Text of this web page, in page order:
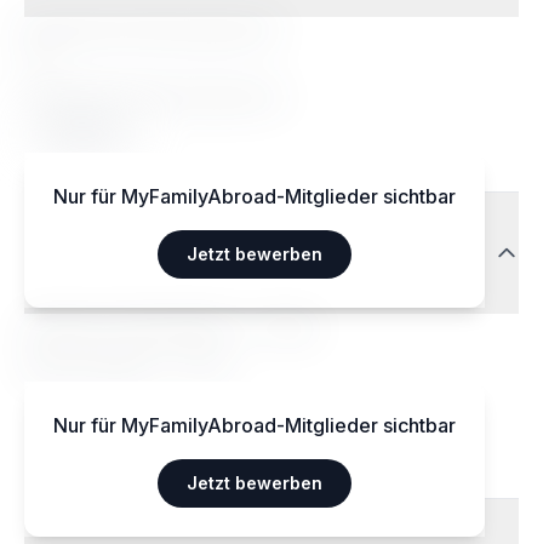
Nur für MyFamilyAbroad-Mitglieder sichtbar
Jetzt bewerben
Nur für MyFamilyAbroad-Mitglieder sichtbar
Jetzt bewerben